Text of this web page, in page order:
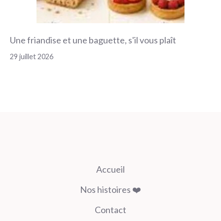
Une friandise et une baguette, s'il vous plaît
29 juillet 2026
Accueil
Nos histoires ❤️
Contact